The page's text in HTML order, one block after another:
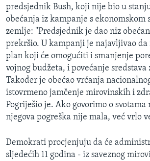
predsjednik Bush, koji nije bio u
obećanja iz kampanje s ekonomskom
zemlje: "Predsjednik je dao niz
prekršio. U kampanji je najavljivao
plan koji će omogućiti i smanjenje
vojnog budžeta, i povećanje sredstava
Također je obećao vrćanja
istovrmeno jamčenje mirovinskih i
Pogriješio je. Ako govorimo o svotama
njegova pogreška nije mala, već vrlo
Demokrati procjenjuju da će
sljedećih 11 godina - iz saveznog